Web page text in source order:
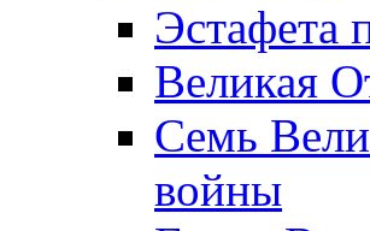
Эcтафета
Великая
Семь
войны